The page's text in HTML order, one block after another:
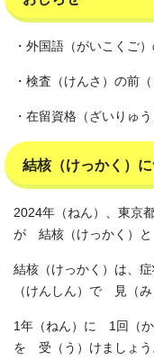
・外国語（がいこくご
・検査（けんさ）の前
・在留資格（ざいりゅ
結核（けっかく）
2024年（ねん）、東京
が 結核（けっかく）と
結核（けっかく）は、
（けんしん）で 見（
1年（ねん）に 1回（
を 受（う）けましょう